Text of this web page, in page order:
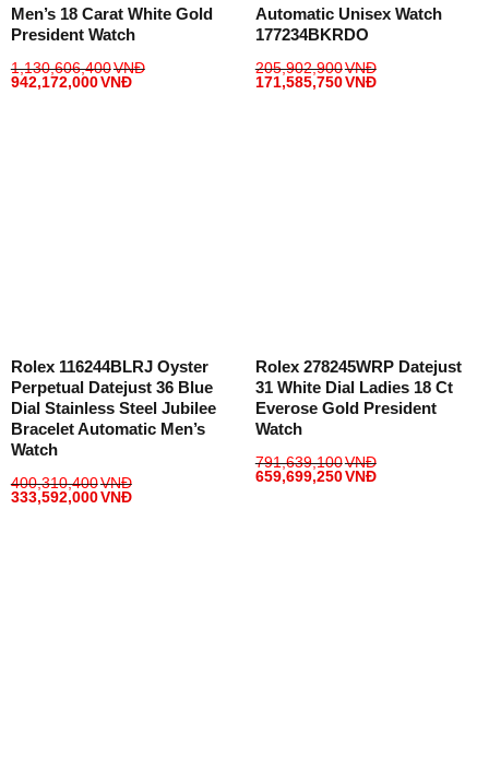
Men’s 18 Carat White Gold
President Watch
1,130,606,400VNĐ
942,172,000VNĐ
Automatic Unisex Watch
177234BKRDO
205,902,900VNĐ
171,585,750VNĐ
Rolex 116244BLRJ Oyster
Perpetual Datejust 36 Blue
Dial Stainless Steel Jubilee
Bracelet Automatic Men’s
Watch
400,310,400VNĐ
333,592,000VNĐ
Rolex 278245WRP Datejust
31 White Dial Ladies 18 Ct
Everose Gold President
Watch
791,639,100VNĐ
659,699,250VNĐ